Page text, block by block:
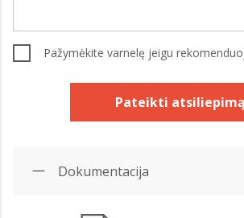
Pažymėkite varnelę jeigu
Pateikti atsiliepimą
Dokumentacija